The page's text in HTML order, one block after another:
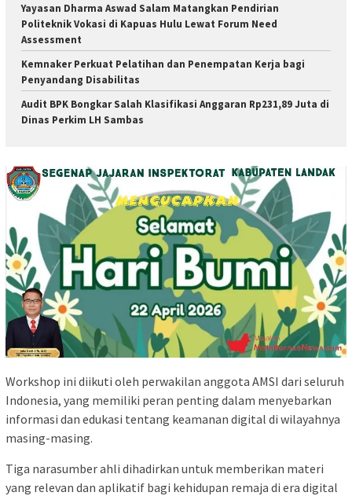
Yayasan Dharma Aswad Salam Matangkan Pendirian
Politeknik Vokasi di Kapuas Hulu Lewat Forum Need
Assessment
Kemnaker Perkuat Pelatihan dan Penempatan Kerja bagi
Penyandang Disabilitas
Audit BPK Bongkar Salah Klasifikasi Anggaran Rp231,89 Juta di
Dinas Perkim LH Sambas
Workshop ini diikuti oleh perwakilan anggota AMSI dari seluruh
Indonesia, yang memiliki peran penting dalam menyebarkan
informasi dan edukasi tentang keamanan digital di wilayahnya
masing-masing.
Tiga narasumber ahli dihadirkan untuk memberikan materi
yang relevan dan aplikatif bagi kehidupan remaja di era digital